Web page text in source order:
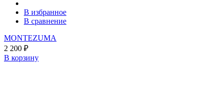
В избранное
В сравнение
MONTEZUMA
2 200 ₽
В корзину